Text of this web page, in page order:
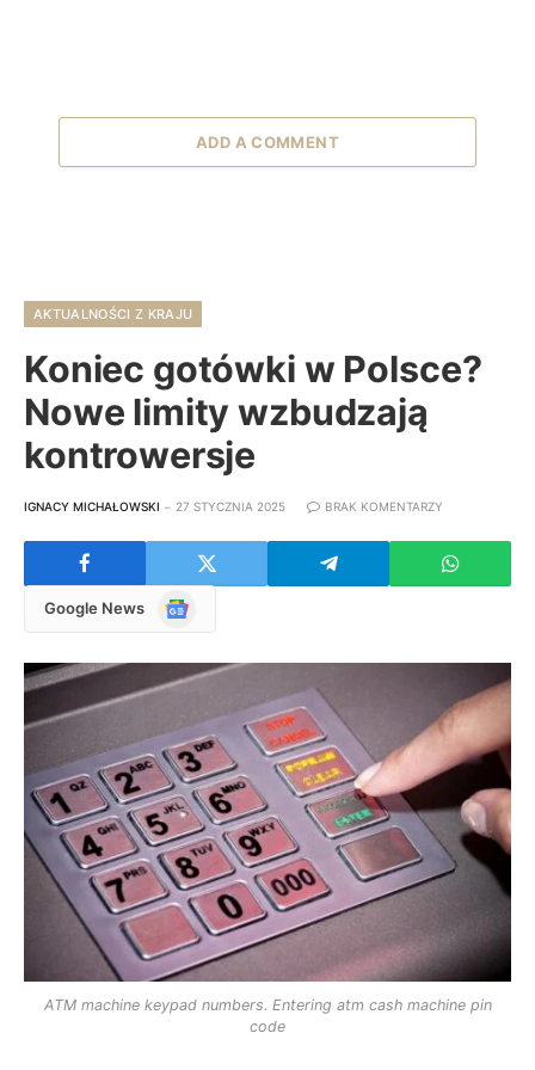
ADD A COMMENT
AKTUALNOŚCI Z KRAJU
Koniec gotówki w Polsce?
Nowe limity wzbudzają
kontrowersje
IGNACY MICHAŁOWSKI 27 STYCZNIA 2025 BRAK KOMENTARZY
Google News
Google
ATM machine keypad numbers. Entering atm cash machine pin
code